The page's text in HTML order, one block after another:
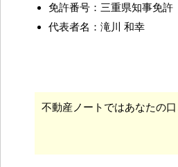
免許番号：三重県知事免許
代表者名：滝川 和幸
不動産ノートではあなたの口